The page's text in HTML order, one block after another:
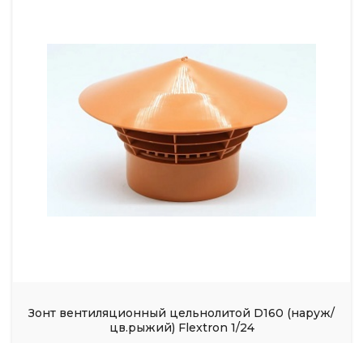
Зонт вентиляционный цельнолитой D160 (наруж/
цв.рыжий) Flextron 1/24